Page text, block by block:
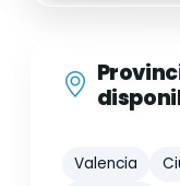
Valencia